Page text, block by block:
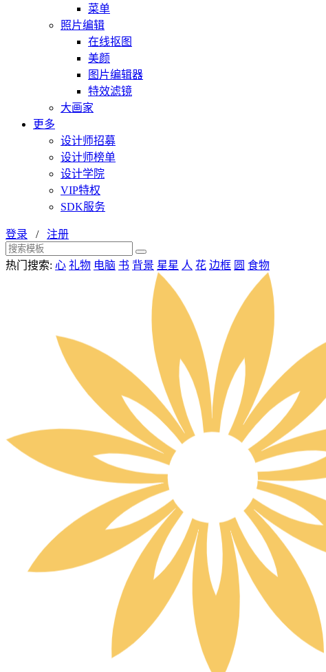
菜单
照片编辑
在线抠图
美颜
图片编辑器
特效滤镜
大画家
更多
设计师招募
设计师榜单
设计学院
VIP特权
SDK服务
登录 / 注册
热门搜索: 心 礼物 电脑 书 背景 星星 人 花 边框 圆 食物